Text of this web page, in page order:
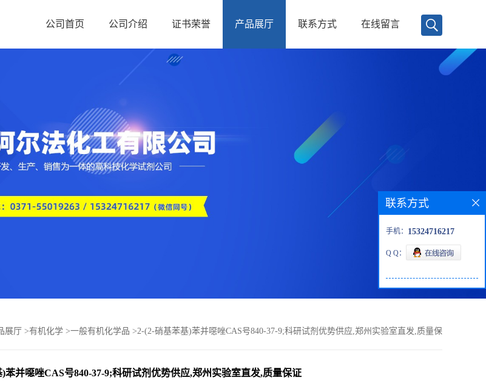
公司首页 公司介绍 证书荣誉 产品展厅 联系方式 在线留言
展厅 >有机化学 >一般有机化学品 >2-(2-硝基苯基)苯并噁唑CAS号840-37-9;科研试剂优势供应,郑州实验室直发,质量保
)苯并噁唑CAS号840-37-9;科研试剂优势供应,郑州实验室直发,质量保证
联系方式
手机： 15324716217
Q Q：